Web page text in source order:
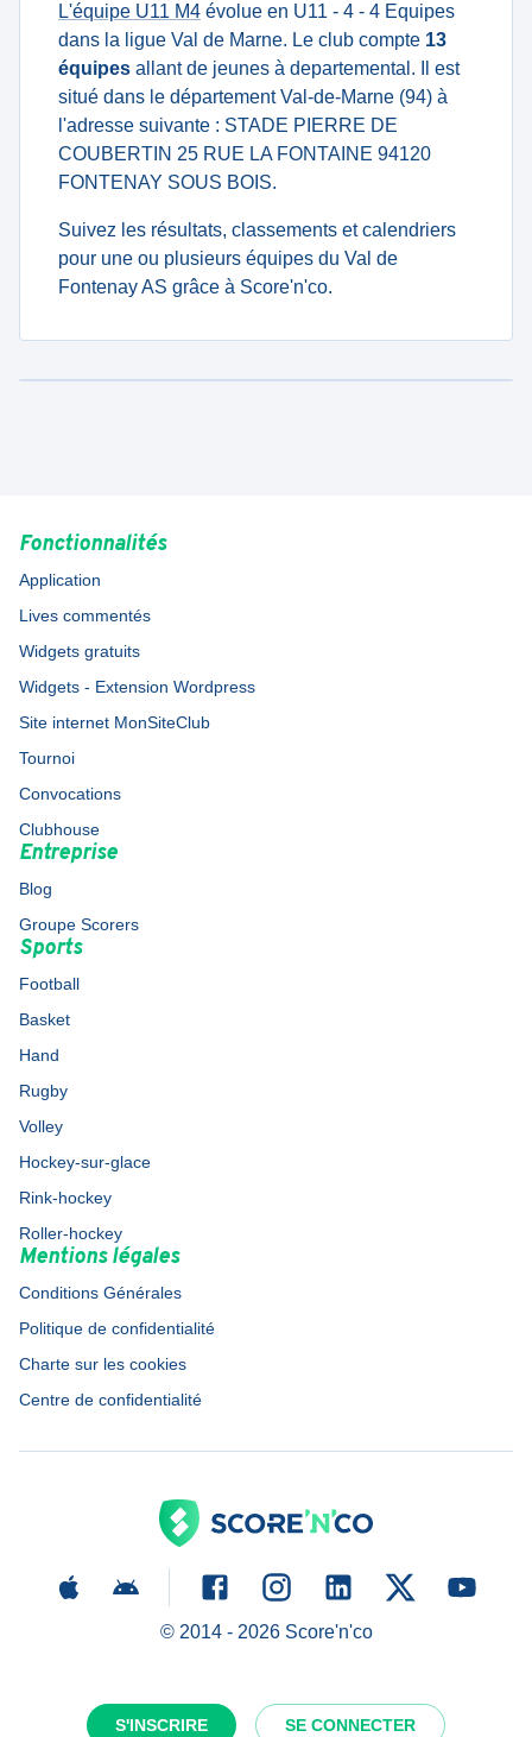
S'INSCRIRE SE CONNECTER
L'équipe U11 M4 évolue en U11 - 4 - 4 Equipes
dans la ligue Val de Marne. Le club compte 13
équipes allant de jeunes à departemental. Il est
situé dans le département Val-de-Marne (94) à
l'adresse suivante : STADE PIERRE DE
COUBERTIN 25 RUE LA FONTAINE 94120
FONTENAY SOUS BOIS.
Suivez les résultats, classements et calendriers
pour une ou plusieurs équipes du Val de
Fontenay AS grâce à Score'n'co.
Fonctionnalités
Application
Lives commentés
Widgets gratuits
Widgets - Extension Wordpress
Site internet MonSiteClub
Tournoi
Convocations
Clubhouse
Entreprise
Blog
Groupe Scorers
Sports
Football
Basket
Hand
Rugby
Volley
Hockey-sur-glace
Rink-hockey
Roller-hockey
Mentions légales
Conditions Générales
Politique de confidentialité
Charte sur les cookies
Centre de confidentialité
© 2014 - 2026Score'n'co